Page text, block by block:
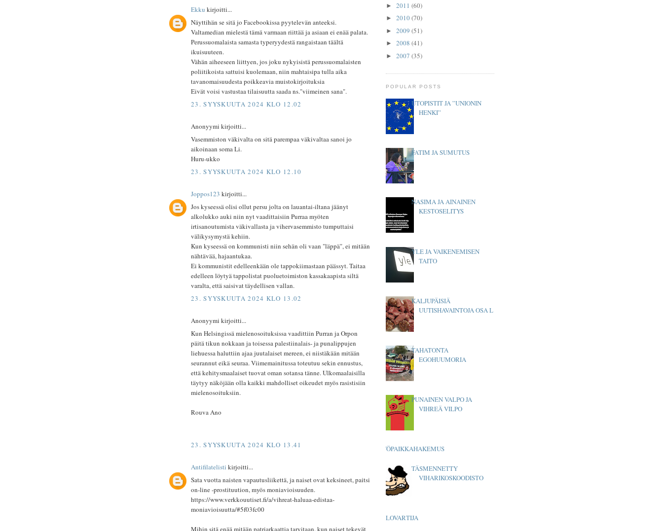
Ekku kirjoitti...
Näyttihän se sitä jo Facebookissa pyytelevän anteeksi.
Valtamedian mielestä tämä varmaan riittää ja asiaan ei enää palata.
Perussuomalaista samasta typeryydestä rangaistaan täältä
ikuisuuteen.
Vähän aiheeseen liittyen, jos joku nykyisistä perussuomalaisten
poliitikoista sattuisi kuolemaan, niin mahtaisipa tulla aika
tavanomaisuudesta poikkeavia muistokirjoituksia
Eivät voisi vastustaa tilaisuutta saada ns."viimeinen sana".
23. SYYSKUUTA 2024 KLO 12.02
Anonyymi kirjoitti...
Vasemmiston väkivalta on sitä parempaa väkivaltaa sanoi jo
aikoinaan soma Li.
Huru-ukko
23. SYYSKUUTA 2024 KLO 12.10
Joppos123 kirjoitti...
Jos kyseessä olisi ollut persu jolta on lauantai-iltana jäänyt
alkolukko auki niin nyt vaadittaisiin Purraa myöten
irtisanoutumista väkivallasta ja vihervasemmisto tumputtaisi
välikysymystä kehiin.
Kun kyseessä on kommunisti niin sehän oli vaan "läppä", ei mitään
nähtävää, hajaantukaa.
Ei kommunistit edelleenkään ole tappokiimastaan päässyt. Taitaa
edelleen löytyä tappolistat puoluetoimiston kassakaapista siltä
varalta, että saisivat täydellisen vallan.
23. SYYSKUUTA 2024 KLO 13.02
Anonyymi kirjoitti...
Kun Helsingissä mielenosoituksissa vaadittiin Purran ja Orpon
päitä tikun nokkaan ja toisessa palestiinalais- ja punalippujen
liehuessa haluttiin ajaa juutalaiset mereen, ei niistäkään mitään
seurannut eikä seuraa. Viimemainitussa toteutuu sekin ennustus,
että kehitysmaalaiset tuovat oman sotansa tänne. Ulkomaalaisilla
täytyy näköjään olla kaikki mahdolliset oikeudet myös rasistisiin
mielenosoituksiin.
Rouva Ano
23. SYYSKUUTA 2024 KLO 13.41
Antifilatelisti kirjoitti...
Sata vuotta naisten vapautusliikettä, ja naiset ovat keksineet, paitsi
on-line -prostituution, myös moniavioisuuden.
https://www.verkkouutiset.fi/a/vihreat-haluaa-edistaa-
moniavioisuutta/#5f03fc00
Mihin sitä enää mitään patriarkaattia tarvitaan, kun naiset tekevät
► 2011 (60)
► 2010(70)
► 2009 (51)
► 2008 (41)
► 2007 (35)
POPULAR POSTS
UTOPISTIT JA ”UNIONIN
HENKI”
FATIM JA SUMUTUS
NASIMA JA AINAINEN
KESTOSELITYS
YLE JA VAIKENEMISEN
TAITO
KALJUPÄISIÄ
UUTISHAVAINTOJA OSA L
TAHATONTA
EGOHUUMORIA
PUNAINEN VALPO JA
VIHREÄ VILPO
TYÖPAIKKAHAKEMUS
TÄSMENNETTY
VIHARIKOSKOODISTO
PALOVARTIJA